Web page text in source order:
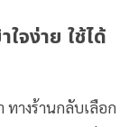
จง่าย ใช้ได้
างร้านกลับเลือก